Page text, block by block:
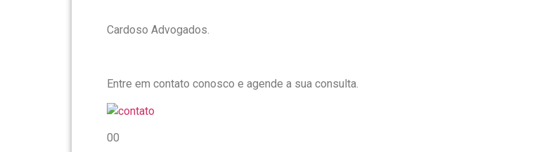
Cardoso Advogados.
Entre em contato conosco e agende a sua consulta.
00